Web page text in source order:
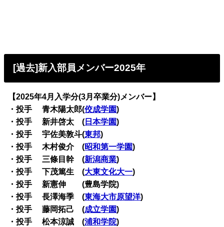
[過去]新入部員メンバー2025年
【2025年4月入学分(3月卒業分)メンバー】
・投手 青木陽太郎(佼成学園)
・投手 新井啓太 ( 日本学園)
・投手 宇佐美敦斗(東邦)
・投手 木村俊介 (昭和第一学園)
・投手 三條目幹 (新潟商業)
・投手 下茂篤生 (大東文化大一)
・投手 新憲伸 (豊島学院)
・投手 長澤海季 (東海大市原望洋)
・投手 藤岡拓己 (成立学園)
・投手 松本涼誠 (浦和学院)